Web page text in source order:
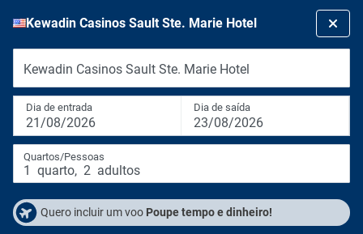
Kewadin Casinos Sault Ste. Marie Hotel
Kewadin Casinos Sault Ste. Marie Hotel
Dia de entrada
21/08/2026
Dia de saída
23/08/2026
Quartos/Pessoas
1 quarto, 2 adultos
Quero incluir um voo Poupe tempo e dinheiro!